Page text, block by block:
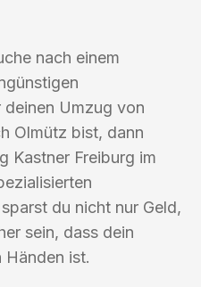
nach einem
deinen Umzug von
Olmütz bist, dann
Kastner Freiburg im
du nicht nur Geld,
sein, dass dein
Händen ist.